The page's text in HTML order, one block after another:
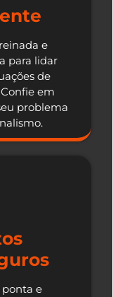
e
para lidar
de
Confie em
problema
e